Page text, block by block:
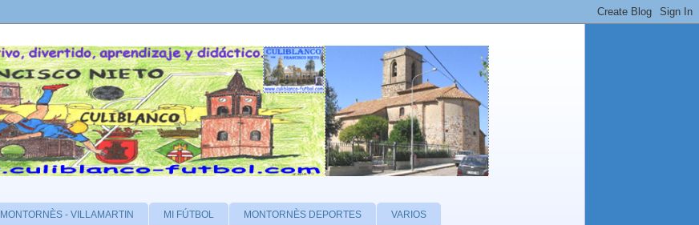
MONTORNÈS - VILLAMARTIN MI FÚTBOL MONTORNÈS DEPORTES VARIOS